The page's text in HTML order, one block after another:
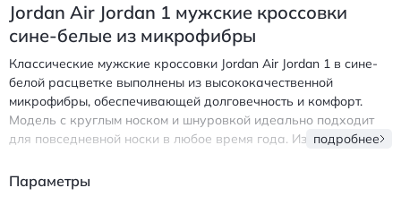
Jordan Air Jordan 1 мужские кроссовки
сине-белые из микрофибры
Классические мужские кроссовки Jordan Air Jordan 1 в сине-
белой расцветке выполнены из высококачественной
микрофибры, обеспечивающей долговечность и комфорт.
Модель с круглым носком и шнуровкой идеально подходит
для повседневной носки в любое время года. Износостойкая
эргономичная форма обеспечивает удобство при ходьбе.
подробнее
Параметры